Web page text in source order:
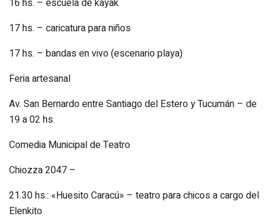
16 hs. – escuela de kayak
17 hs. – caricatura para niños
17 hs. – bandas en vivo (escenario playa)
Feria artesanal
Av. San Bernardo entre Santiago del Estero y Tucumán – de
19 a 02 hs.
Comedia Municipal de Teatro
Chiozza 2047 –
21.30 hs.: «Huesito Caracú» – teatro para chicos a cargo del
Elenkito